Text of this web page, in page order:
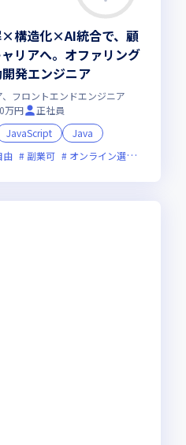
×構造化×AI統合で、顧
リアへ。オファリング
発エンジニア
フロントエンドエンジニア
万円
正社員
JavaScript
Java
由 副業可 オンライン選考可